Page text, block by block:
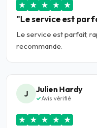
★ ★ ★ ★ ★
"Le service est
Le service est parfait,
recommande.
★ ★ ★ ★ ★
J Julien Hardy
Avis vérifié